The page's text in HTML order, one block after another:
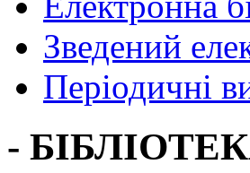
Зведений
Періодичні
-